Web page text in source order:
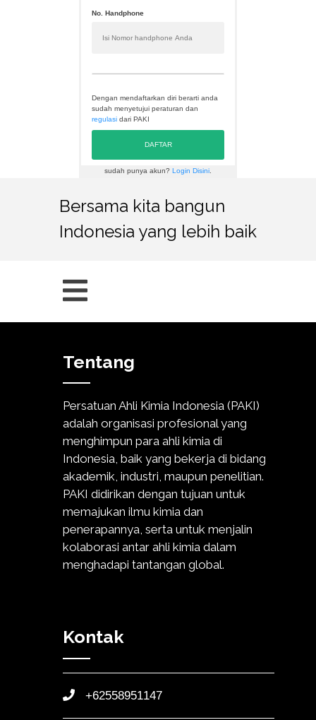
No. Handphone
Dengan mendaftarkan diri berarti anda
sudah menyetujui peraturan dan
regulasi dari PAKI
DAFTAR
sudah punya akun? Login Disini
Bersama kita bangun
Indonesia yang lebih baik
Tentang
Persatuan Ahli Kimia Indonesia (PAKI)
adalah organisasi profesional yang
menghimpun para ahli kimia di
Indonesia, baik yang bekerja di bidang
akademik, industri, maupun penelitian.
PAKI didirikan dengan tujuan untuk
memajukan ilmu kimia dan
penerapannya, serta untuk menjalin
kolaborasi antar ahli kimia dalam
menghadapi tantangan global.
Kontak
+62558951147